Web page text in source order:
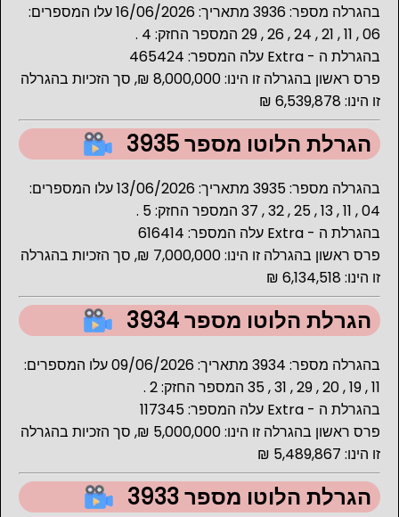
בהגרלה מספר: 3936 מתאריך: 16/06/2026 עלו המספרים:
06 , 11 , 21 , 24 , 26 , 29 המספר החזק: 4 .
בהגרלת ה - Extra עלה המספר: 465424
פרס ראשון בהגרלה זו הינו: 8,000,000 ₪, סך הזכיות בהגרלה
זו הינו: 6,539,878 ₪
הגרלת הלוטו מספר 3935
בהגרלה מספר: 3935 מתאריך: 13/06/2026 עלו המספרים:
04 , 11 , 13 , 25 , 32 , 37 המספר החזק: 5 .
בהגרלת ה - Extra עלה המספר: 616414
פרס ראשון בהגרלה זו הינו: 7,000,000 ₪, סך הזכיות בהגרלה
זו הינו: 6,134,518 ₪
הגרלת הלוטו מספר 3934
בהגרלה מספר: 3934 מתאריך: 09/06/2026 עלו המספרים:
11 , 19 , 20 , 29 , 31 , 35 המספר החזק: 2 .
בהגרלת ה - Extra עלה המספר: 117345
פרס ראשון בהגרלה זו הינו: 5,000,000 ₪, סך הזכיות בהגרלה
זו הינו: 5,489,867 ₪
הגרלת הלוטו מספר 3933